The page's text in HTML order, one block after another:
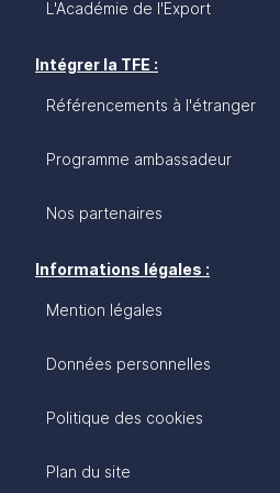
L'Académie de l'Export
Intégrer la TFE :
Référencements à l'étranger
Programme ambassadeur
Nos partenaires
Informations légales :
Mention légales
Données personnelles
Politique des cookies
Plan du site